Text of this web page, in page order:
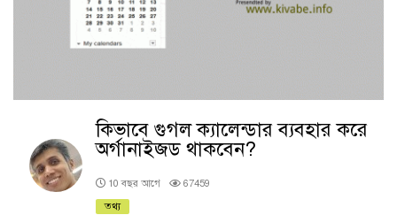
কিভাবে গুগল ক্যালেন্ডার ব্যবহার করে
অর্গানাইজড থাকবেন?
10 বছর আগে
67459
তথ্য